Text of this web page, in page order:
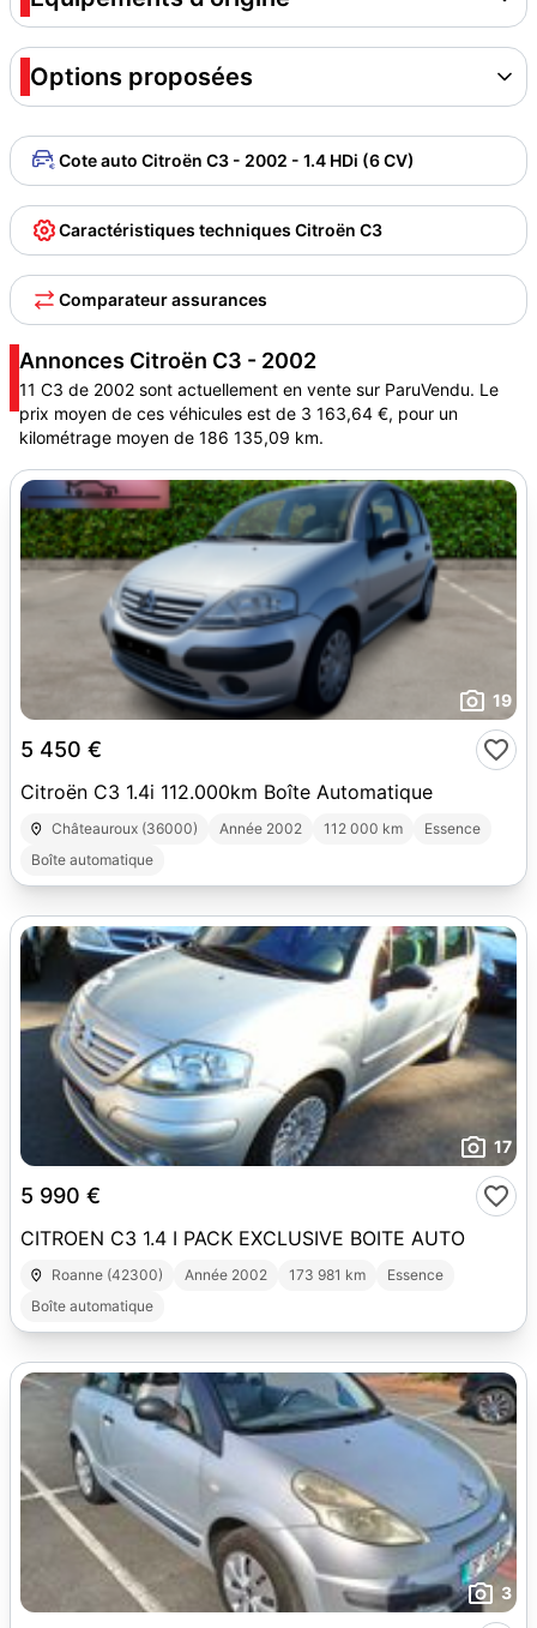
Options proposées
Cote auto Citroën C3 - 2002 - 1.4 HDi (6 CV)
Caractéristiques techniques Citroën C3
Comparateur assurances
Annonces Citroën C3 - 2002
11 C3 de 2002 sont actuellement en vente sur ParuVendu. Le
prix moyen de ces véhicules est de 3 163,64 €, pour un
kilométrage moyen de 186 135,09 km.
19
5 450 €
Citroën C3 1.4i 112.000km Boîte Automatique
Châteauroux (36000) Année 2002 112 000 km
Essence
Boîte automatique
17
5 990 €
CITROEN C3 1.4 I PACK EXCLUSIVE BOITE AUTO
Roanne (42300) Année 2002 173 981 km
Essence
Boîte automatique
3